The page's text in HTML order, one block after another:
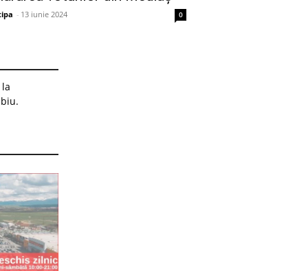
- 13 iunie 2024 0